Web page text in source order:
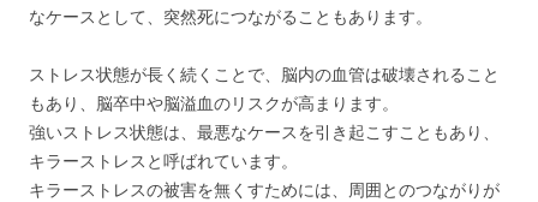
なケースとして、突然死につながることもあります。
ストレス状態が長く続くことで、脳内の血管は破壊されること
もあり、脳卒中や脳溢血のリスクが高まります。
強いストレス状態は、最悪なケースを引き起こすこともあり、
キラーストレスと呼ばれています。
キラーストレスの被害を無くすためには、周囲とのつながりが